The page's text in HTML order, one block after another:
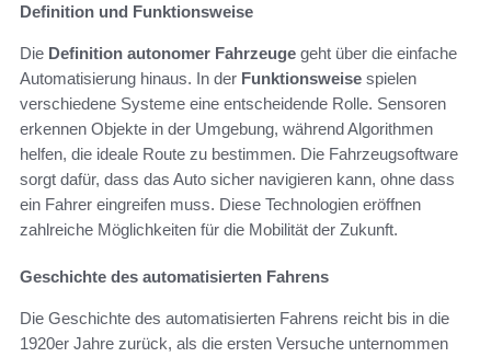
Definition und Funktionsweise
Die Definition autonomer Fahrzeuge geht über die einfache
Automatisierung hinaus. In der Funktionsweise spielen
verschiedene Systeme eine entscheidende Rolle. Sensoren
erkennen Objekte in der Umgebung, während Algorithmen
helfen, die ideale Route zu bestimmen. Die Fahrzeugsoftware
sorgt dafür, dass das Auto sicher navigieren kann, ohne dass
ein Fahrer eingreifen muss. Diese Technologien eröffnen
zahlreiche Möglichkeiten für die Mobilität der Zukunft.
Geschichte des automatisierten Fahrens
Die Geschichte des automatisierten Fahrens reicht bis in die
1920er Jahre zurück, als die ersten Versuche unternommen